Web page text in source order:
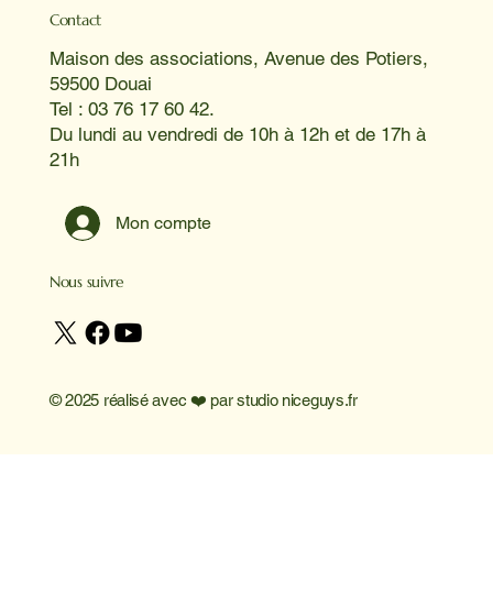
Contact
Maison des associations, Avenue des Potiers,
59500 Douai
Tel : 03 76 17 60 42.
Du lundi au vendredi de 10h à 12h et de 17h à
21h
Mon compte
Nous suivre
© 2025 réalisé avec ❤️ parstudio niceguys.fr